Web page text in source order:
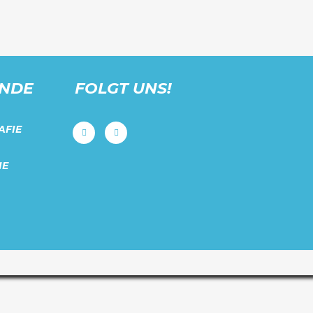
FOLGT UNS!